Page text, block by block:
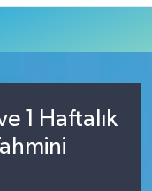
1 Haftalık